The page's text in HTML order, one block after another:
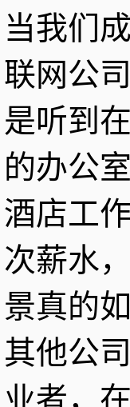
当我们
联网公
是听到
的办公
酒店工
次薪水
景真的
其他公
业者，